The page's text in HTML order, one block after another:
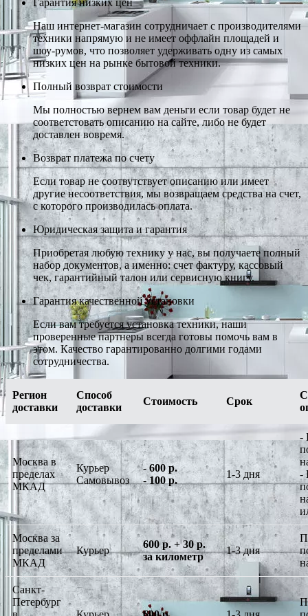
Наш интернет-магазин сотрудничает с производителями
техники напрямую и не имеет оффлайн площадей и
шоу-румов, что позволяет удерживать одну из самых
низких цен на рынке бытовой техники.
Полный возврат стоимости
Мы полностью вернем вам деньги если товар будет не
соответстовать описанию на сайте, либо не будет
доставлен вовремя.
Возврат платежа по счету
Если товар не соотвутствует описанию или имеет
другие несоответствия, мы возвращаем средства на счет,
с которого производилась оплата.
Юридическая защита и гарантия
Приобретая любую технику у нас, вы получаете полный
набор документов, а именно: счет фактуру, кассовый
чек, гарантийный талон или сервисную книгу.
Гарантия качественной установки
Если вам требуется установка техники, наши
проверенные партнеры всегда готовы помочь вам в
этом. Качество гарантированно долгими годами
сотрудничества.
Регион
доставки
Способ
доставки
Стоимость Срок
Москва в
пределах
МКАД
Курьер
Самовывоз
- 600 р.
-100 р.
1-3 дня
-
-
Москва за
пределами
МКАД
Курьер
600 р. + 30 р.
за километр
1-3 дня
Санкт-
Петербург